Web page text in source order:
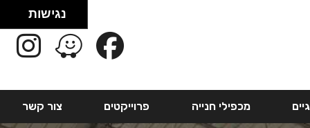
מכפילי חנייה פרוייקטים צור קשר
נגישות